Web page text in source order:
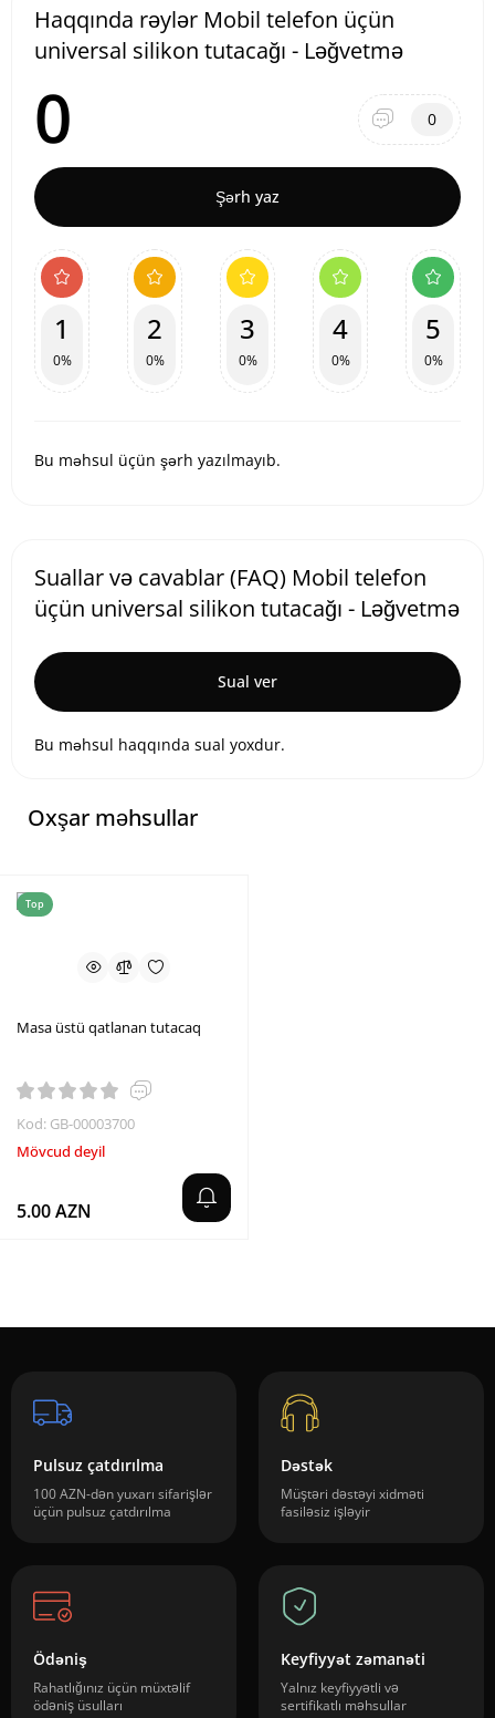
Haqqında rəylər Mobil telefon üçün
universal silikon tutacağı - Ləğvetmə
0 0
Şərh yaz
1
0%
2
0%
3
0%
4
0%
5
0%
Bu məhsul üçün şərh yazılmayıb.
Suallar və cavablar (FAQ) Mobil telefon
üçün universal silikon tutacağı - Ləğvetmə
Sual ver
Bu məhsul haqqında sual yoxdur.
Oxşar məhsullar
Top
Masa üstü qatlanan tutacaq
Kod: GB-00003700
Mövcud deyil
5.00 AZN
Pulsuz çatdırılma
100 AZN-dən yuxarı sifarişlər
üçün pulsuz çatdırılma
Dəstək
Müştəri dəstəyi xidməti
fasiləsiz işləyir
Ödəniş
Rahatlığınız üçün müxtəlif
ödəniş üsulları
Keyfiyyət zəmanəti
Yalnız keyfiyyətli və
sertifikatlı məhsullar